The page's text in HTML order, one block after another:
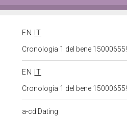
EN
IT
Cronologia 1 del bene
EN
IT
Cronologia 1 del bene
a-cd:Dating